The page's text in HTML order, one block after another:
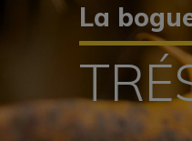
La